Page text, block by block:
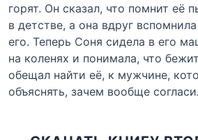
горят. Он сказал, что помнит её
в детстве, а она вдруг
его. Теперь Соня сидела в его
на коленях и понимала, что
обещал найти её, к мужчине,
объяснять, зачем вообще